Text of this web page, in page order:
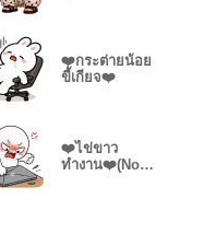
❤️กระต่ายน้อย
ขี้เกียจ❤️
❤️ไข่ขาว
ทำงาน❤️(No